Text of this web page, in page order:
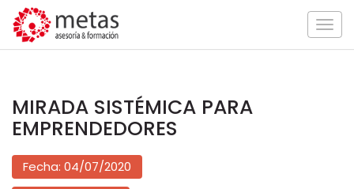
MIRADA SISTÉMICA PARA
EMPRENDEDORES
Fecha: 04/07/2020